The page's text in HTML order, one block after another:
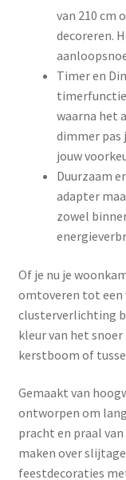
van 210 cm
decoreren.
Timer en
waarna het
dimmer pas
jouw
Duurzaam
adapter
zowel
Of je nu je
omtoveren tot een
clusterverlichting
kleur van het
kerstboom of
Gemaakt van
ontworpen om
pracht en praal
maken over
feestdecoraties